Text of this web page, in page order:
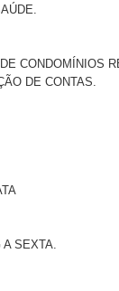
CONDOMÍNIOS
DE CONTAS.
A SEXTA.